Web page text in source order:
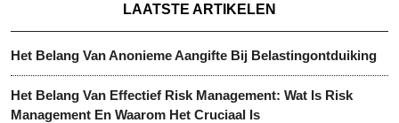
LAATSTE ARTIKELEN
Het Belang Van Anonieme Aangifte Bij Belastingontduiking
Het Belang Van Effectief Risk Management: Wat Is Risk
Management En Waarom Het Cruciaal Is